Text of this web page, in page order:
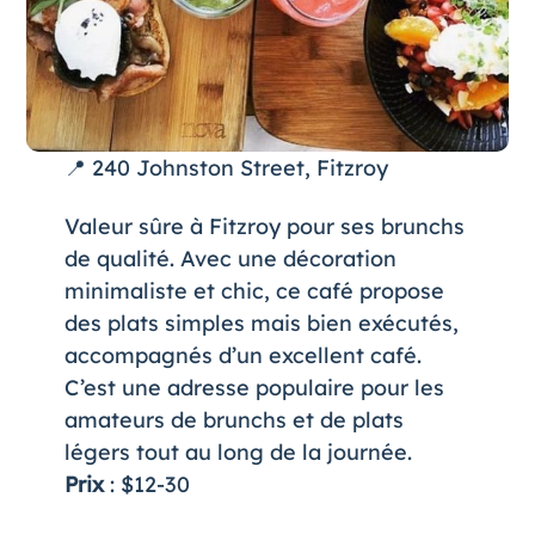
📍 240 Johnston Street, Fitzroy
Valeur sûre à Fitzroy pour ses brunchs
de qualité. Avec une décoration
minimaliste et chic, ce café propose
des plats simples mais bien exécutés,
accompagnés d’un excellent café.
C’est une adresse populaire pour les
amateurs de brunchs et de plats
légers tout au long de la journée​.
Prix: $12-30